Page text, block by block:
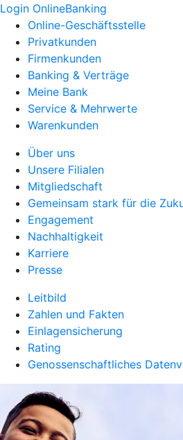
Login OnlineBanking
Online-Geschäftsstelle
Privatkunden
Firmenkunden
Banking & Verträge
Meine Bank
Service & Mehrwerte
Warenkunden
Über uns
Unsere Filialen
Mitgliedschaft
Gemeinsam stark für die
Engagement
Nachhaltigkeit
Karriere
Presse
Leitbild
Zahlen und Fakten
Einlagensicherung
Rating
Genossenschaftliches